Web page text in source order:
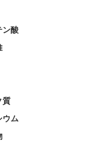
ン酸
質
ウム